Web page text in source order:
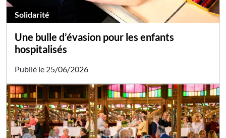
Solidarité
Une bulle d’évasion pour les enfants
hospitalisés
Publié le 25/06/2026